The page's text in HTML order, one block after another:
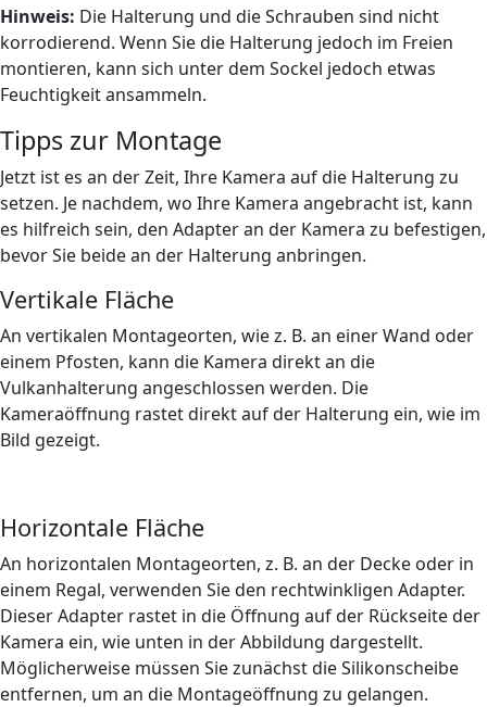
Hinweis: Die Halterung und die Schrauben sind nicht
korrodierend. Wenn Sie die Halterung jedoch im Freien
montieren, kann sich unter dem Sockel jedoch etwas
Feuchtigkeit ansammeln.
Tipps zur Montage
Jetzt ist es an der Zeit, Ihre Kamera auf die Halterung zu
setzen. Je nachdem, wo Ihre Kamera angebracht ist, kann
es hilfreich sein, den Adapter an der Kamera zu befestigen,
bevor Sie beide an der Halterung anbringen.
Vertikale Fläche
An vertikalen Montageorten, wie z. B. an einer Wand oder
einem Pfosten, kann die Kamera direkt an die
Vulkanhalterung angeschlossen werden. Die
Kameraöffnung rastet direkt auf der Halterung ein, wie im
Bild gezeigt.
Horizontale Fläche
An horizontalen Montageorten, z. B. an der Decke oder in
einem Regal, verwenden Sie den rechtwinkligen Adapter.
Dieser Adapter rastet in die Öffnung auf der Rückseite der
Kamera ein, wie unten in der Abbildung dargestellt.
Möglicherweise müssen Sie zunächst die Silikonscheibe
entfernen, um an die Montageöffnung zu gelangen.